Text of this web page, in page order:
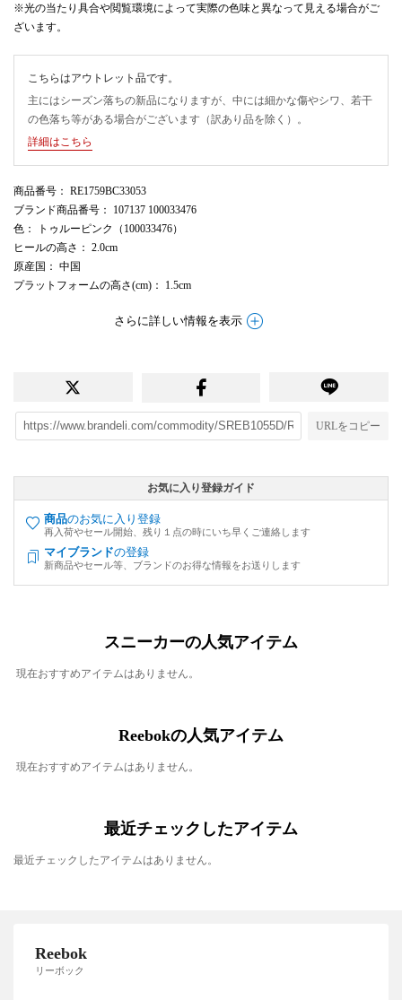
※光の当たり具合や閲覧環境によって実際の色味と異なって見える場合がご
ざいます。
こちらはアウトレット品です。
主にはシーズン落ちの新品になりますが、中には細かな傷やシワ、若干
の色落ち等がある場合がございます（訳あり品を除く）。
詳細はこちら
商品番号 ： RE1759BC33053
ブランド商品番号 ： 107137 100033476
色 ： トゥルーピンク（100033476）
ヒールの高さ ： 2.0cm
原産国 ： 中国
プラットフォームの高さ(cm) ： 1.5cm
さらに詳しい情報を表示
URLをコピー
お気に入り登録ガイド
商品のお気に入り登録
再入荷やセール開始、残り１点の時にいち早くご連絡します
マイブランドの登録
新商品やセール等、ブランドのお得な情報をお送りします
スニーカーの人気アイテム
現在おすすめアイテムはありません。
Reebokの人気アイテム
現在おすすめアイテムはありません。
最近チェックしたアイテム
最近チェックしたアイテムはありません。
Reebok
リーボック